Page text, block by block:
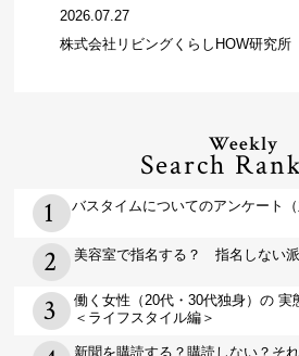
2026.07.27
株式会社リビングくらしHOW研究所
Weekly
Search
バスタイムについてのアンケート（
美容室で指名する？ 指名しない
働く女性（20代・30代独身）の 実
＜ライフスタイル編＞
新聞を購読する？購読しない？そ